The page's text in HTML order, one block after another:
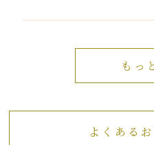
もっ
よくある